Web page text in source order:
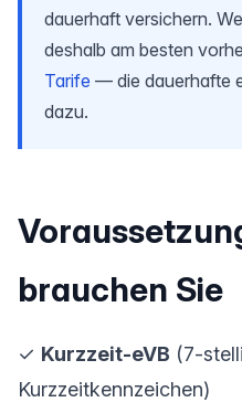
dauerhaft versichern.
deshalb am besten
Tarife — die dauerhafte
dazu.
brauchen Sie
✓ Kurzzeit-eVB (7-
Kurzzeitkennzeichen)